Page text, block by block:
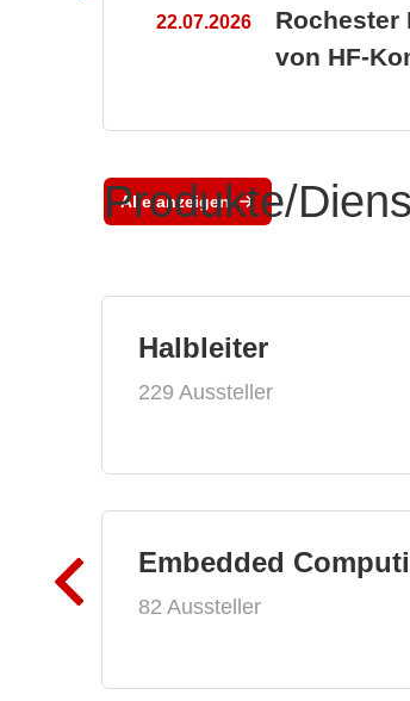
22.07.2026 Rochester
von HF-
Alle anzeigen
Produkte/
Halbleiter
229 Aussteller
Embedded
82 Aussteller